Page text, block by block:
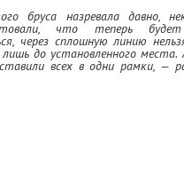
бруса назревала давно,
что теперь
через сплошную линию
до установленного места.
всех в одни рамки, —